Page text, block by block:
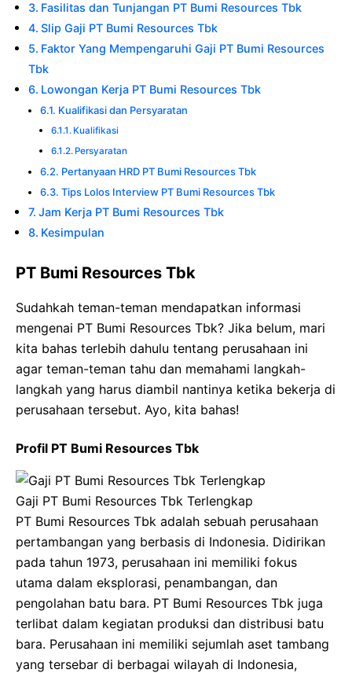
Fasilitas dan Tunjangan PT Bumi Resources Tbk
Slip Gaji PT Bumi Resources Tbk
Faktor Yang Mempengaruhi Gaji PT Bumi Resources
Tbk
Lowongan Kerja PT Bumi Resources Tbk
Kualifikasi dan Persyaratan
Kualifikasi
Persyaratan
Pertanyaan HRD PT Bumi Resources Tbk
Tips Lolos Interview PT Bumi Resources Tbk
Jam Kerja PT Bumi Resources Tbk
Kesimpulan
PT Bumi Resources Tbk
Sudahkah teman-teman mendapatkan informasi
mengenai PT Bumi Resources Tbk? Jika belum, mari
kita bahas terlebih dahulu tentang perusahaan ini
agar teman-teman tahu dan memahami langkah-
langkah yang harus diambil nantinya ketika bekerja di
perusahaan tersebut. Ayo, kita bahas!
Profil PT Bumi Resources Tbk
Gaji PT Bumi Resources Tbk Terlengkap
PT Bumi Resources Tbk adalah sebuah perusahaan
pertambangan yang berbasis di Indonesia. Didirikan
pada tahun 1973, perusahaan ini memiliki fokus
utama dalam eksplorasi, penambangan, dan
pengolahan batu bara. PT Bumi Resources Tbk juga
terlibat dalam kegiatan produksi dan distribusi batu
bara. Perusahaan ini memiliki sejumlah aset tambang
yang tersebar di berbagai wilayah di Indonesia,